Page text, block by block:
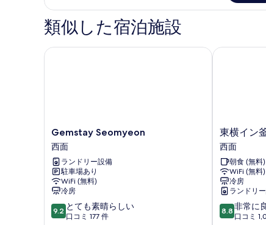
る
真
を
表
細
類似した宿泊施設
Gemstay
Seomyeon
西
面
Gemstay Seomyeon
西面
ランドリー設備
駐車場あり
WiFi (無料)
冷房
10
段
9.2 とても素晴らしい
口コミ 177 件
Gemstay Seomyeon
東
横
イ
ン
釜
山
西
面
西
東横イン
西面
朝食 (無料)
WiFi (無料)
冷房
ランドリ
10
段
8.8 非常に
口コミ
東横イン釜